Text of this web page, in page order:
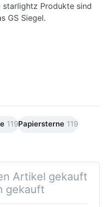
starlightz Produkte sind
GS Siegel.
119Papiersterne 119
Artikel gekauft
gekauft